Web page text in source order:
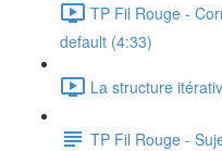
TP Fil Rouge -
default (4:33)
La structure
TP Fil Rouge -